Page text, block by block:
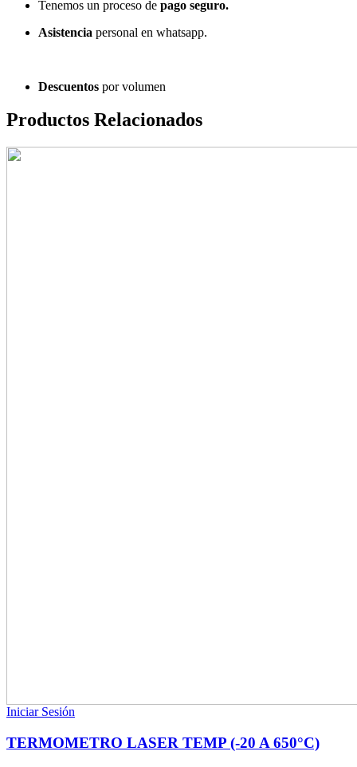
Tenemos un proceso de pago seguro.
Asistencia personal en whatsapp.
Descuentos por volumen
Productos Relacionados
Iniciar Sesión
TERMOMETRO LASER TEMP (-20 A 650°C)